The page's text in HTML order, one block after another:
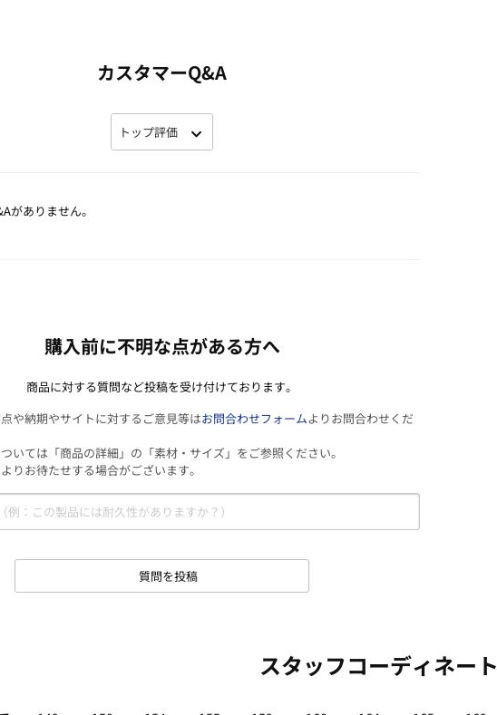
カスタマーQ&A
がありません。
購入前に不明な点がある方へ
商品に対する質問など投稿を受け付けております。
や納期やサイトに対するご意見等はお問合わせフォームよりお問合わせくだ
いては「商品の詳細」の「素材・サイズ」をご参照ください。
りお待たせする場合がございます。
質問を投稿
スタッフコーディネート